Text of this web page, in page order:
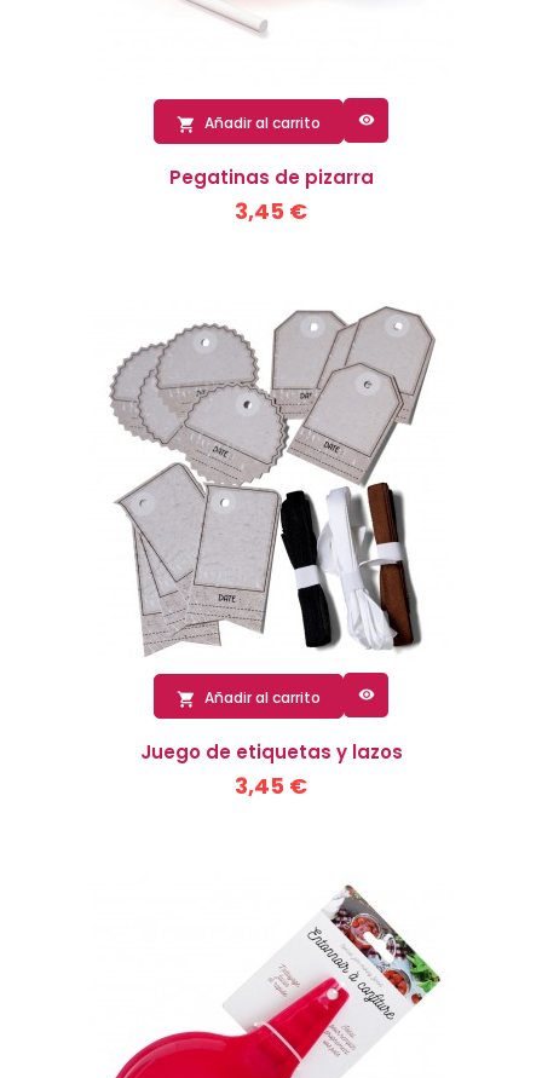
 Añadir al carrito 
Pegatinas de pizarra
3,45 €
 Añadir al carrito 
Juego de etiquetas y lazos
3,45 €